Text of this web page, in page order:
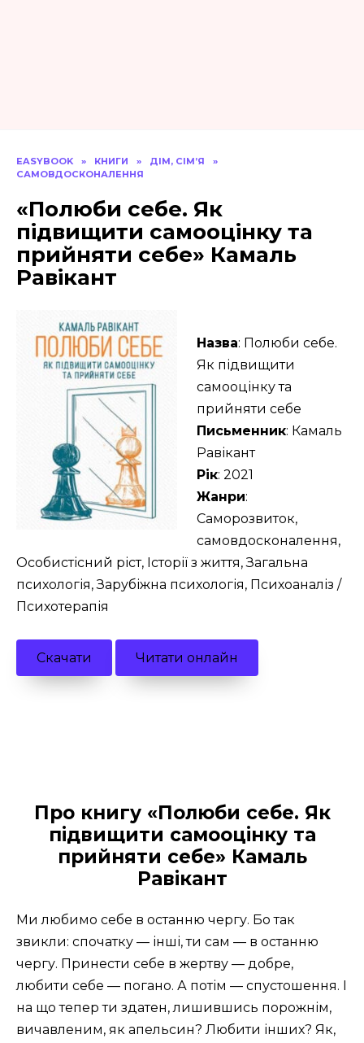
EASYBOOK » КНИГИ » ДІМ, СІМ’Я
»
САМОВДОСКОНАЛЕННЯ
«Полюби себе. Як
підвищити самооцінку та
прийняти себе» Камаль
Равікант
Назва: Полюби себе.
Як підвищити
самооцінку та
прийняти себе
Письменник: Камаль
Равікант
Рік: 2021
Жанри:
Саморозвиток,
самовдосконалення,
Особистісний ріст, Історії з життя, Загальна
психологія, Зарубіжна психологія, Психоаналіз /
Психотерапія
Скачати Читати онлайн
Про книгу «Полюби себе. Як
підвищити самооцінку та
прийняти себе» Камаль
Равікант
Ми любимо себе в останню чергу. Бо так
звикли: спочатку — інші, ти сам — в останню
чергу. Принести себе в жертву — добре,
любити себе — погано. А потім — спустошення. І
на що тепер ти здатен, лишившись порожнім,
вичавленим, як апельсин? Любити інших? Як,